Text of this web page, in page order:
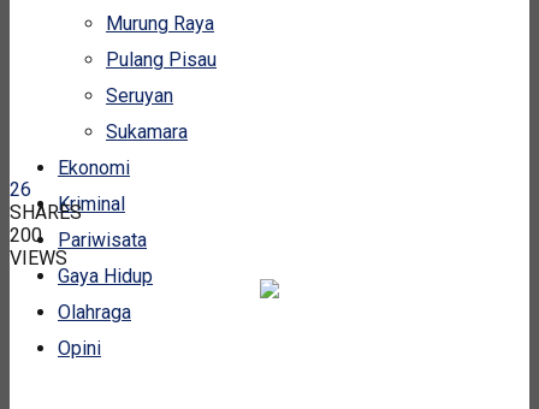
Murung Raya
Pulang Pisau
Seruyan
Sukamara
Ekonomi
Kriminal
Pariwisata
Gaya Hidup
Olahraga
Opini
26
SHARES
200
VIEWS